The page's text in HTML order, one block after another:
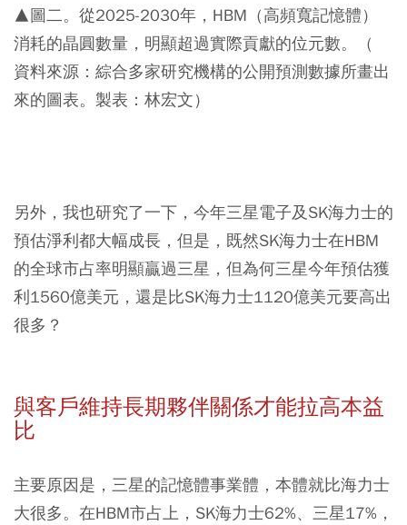
▲圖二。從2025-2030年，HBM（高頻寬記憶體）
消耗的晶圓數量，明顯超過實際貢獻的位元數。（
資料來源：綜合多家研究機構的公開預測數據所畫出
來的圖表。製表：林宏文）
另外，我也研究了一下，今年三星電子及SK海力士的
預估淨利都大幅成長，但是，既然SK海力士在HBM
的全球市占率明顯贏過三星，但為何三星今年預估獲
利1560億美元，還是比SK海力士1120億美元要高出
很多？
與客戶維持長期夥伴關係才能拉高本益
比
主要原因是，三星的記憶體事業體，本體就比海力士
大很多。在HBM市占上，SK海力士62%、三星17%，